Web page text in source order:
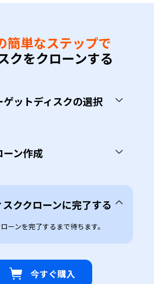
簡単なステップで
クをクローンする
ゲットディスクの選択
ククローンに完了する
今すぐ購入